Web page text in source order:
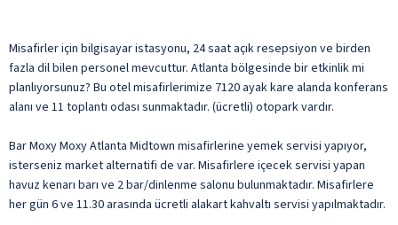
Misafirler için bilgisayar istasyonu, 24 saat açık resepsiyon ve birden
fazla dil bilen personel mevcuttur. Atlanta bölgesinde bir etkinlik mi
planlıyorsunuz? Bu otel misafirlerimize 7120 ayak kare alanda konferans
alanı ve 11 toplantı odası sunmaktadır. (ücretli) otopark vardır.
Bar Moxy Moxy Atlanta Midtown misafirlerine yemek servisi yapıyor,
isterseniz market alternatifi de var. Misafirlere içecek servisi yapan
havuz kenarı barı ve 2 bar/dinlenme salonu bulunmaktadır. Misafirlere
her gün 6 ve 11.30 arasında ücretli alakart kahvaltı servisi yapılmaktadır.